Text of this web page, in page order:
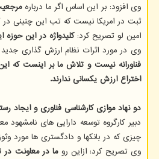
وی افزود: بر این اساس اگر ما درباره
ثبت در امریکا نیست که تب این چنینی در
امین لو تصریح کرد:کلیدواژه در این حوزه
وی در مورد اثرات نظام ارزش گذاری
فناورانه نیست و تلاش ما بر اینست که
اختراع ارزش یکسانی ندارند.
دو نهاد موازی کارشناسی فناوری و ایجاد
دبیر کارگروه توسعه دارایی های
چیزی که در بانکها و دادگستری ها مورد
وی تصریح کرد: ازاین روما در معاونت در